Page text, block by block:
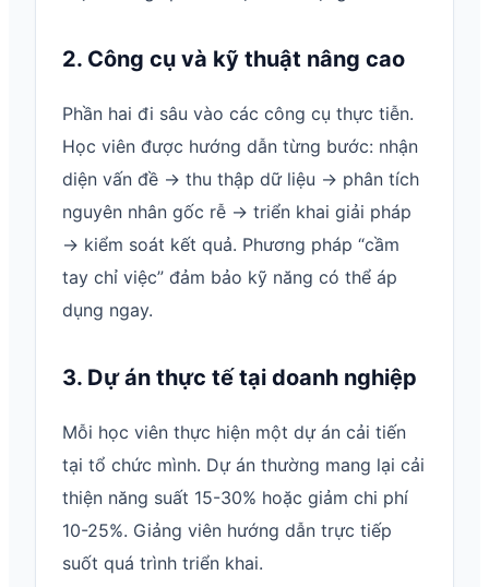
2. Công cụ và kỹ thuật nâng cao
Phần hai đi sâu vào các công cụ thực tiễn.
Học viên được hướng dẫn từng bước: nhận
diện vấn đề → thu thập dữ liệu → phân tích
nguyên nhân gốc rễ → triển khai giải pháp
→ kiểm soát kết quả. Phương pháp “cầm
tay chỉ việc” đảm bảo kỹ năng có thể áp
dụng ngay.
3. Dự án thực tế tại doanh nghiệp
Mỗi học viên thực hiện một dự án cải tiến
tại tổ chức mình. Dự án thường mang lại cải
thiện năng suất 15-30% hoặc giảm chi phí
10-25%. Giảng viên hướng dẫn trực tiếp
suốt quá trình triển khai.